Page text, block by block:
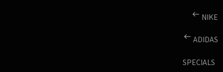
NIKE
ADIDAS
SPECIALS